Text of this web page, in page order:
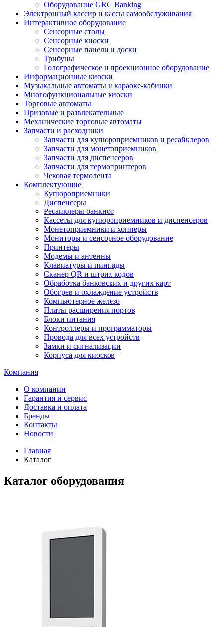
Оборудование GRG Banking
Электронный кассир и кассы самообслуживания
Интерактивное оборудование
Сенсорные столы
Сенсорные киоски
Сенсорные панели и доски
Трибуны
Голографическое и проекционное оборудование
Информационные киоски
Музыкальные автоматы и караоке-кабинки
Многофункциональные киоски
Торговые автоматы
Призовые и развлекательные
Механические торговые автоматы
Запчасти и расходники
Запчасти для купюроприемников и ресайклеров
Запчасти для монетоприемников
Запчасти для диспенсеров
Запчасти для термопринтеров
Чековая термолента
Комплектующие
Купюроприемники
Диспенсеры
Ресайклеры банкнот
Кассеты для купюроприемников и диспенсеров
Монетоприемники и хопперы
Мониторы и сенсорное оборудование
Принтеры
Модемы и антенны
Клавиатуры и пинпады
Сканер QR и штрих кодов
Обработка банковских и других карт
Обогрев и охлаждение устройств
Компьютерное железо
Платы расширения портов
Блоки питания
Контроллеры и программаторы
Провода для всех устройств
Замки и сигнализации
Корпуса для киосков
Компания
О компании
Гарантия и сервис
Доставка и оплата
Бренды
Контакты
Новости
Главная
Каталог
Каталог оборудования